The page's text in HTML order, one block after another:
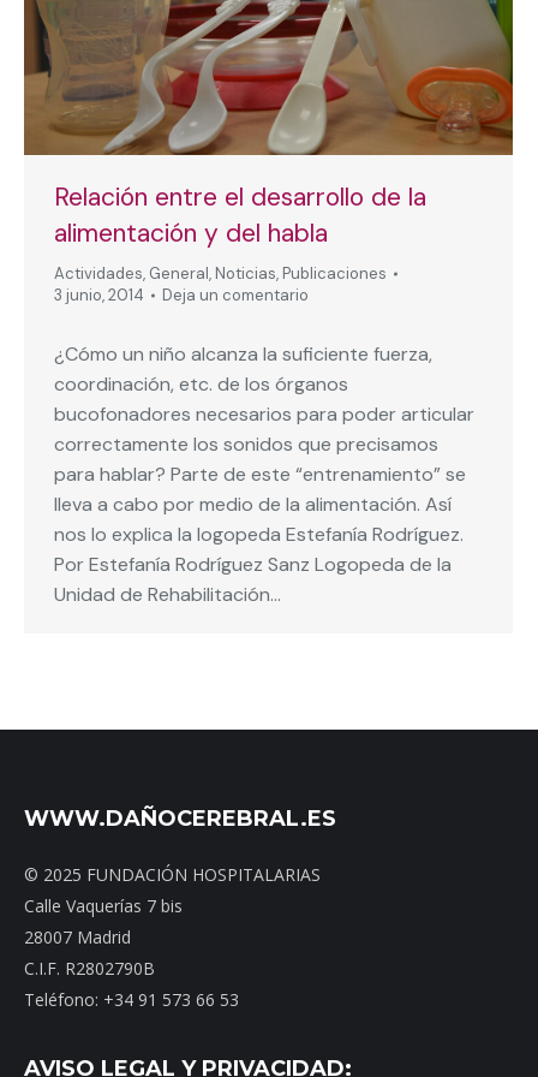
Relación entre el desarrollo de la
alimentación y del habla
Actividades, General, Noticias, Publicaciones
3 junio, 2014
Deja un comentario
¿Cómo un niño alcanza la suficiente fuerza,
coordinación, etc. de los órganos
bucofonadores necesarios para poder articular
correctamente los sonidos que precisamos
para hablar? Parte de este “entrenamiento” se
lleva a cabo por medio de la alimentación. Así
nos lo explica la logopeda Estefanía Rodríguez.
Por Estefanía Rodríguez Sanz Logopeda de la
Unidad de Rehabilitación…
WWW.DAÑOCEREBRAL.ES
© 2025 FUNDACIÓN HOSPITALARIAS
Calle Vaquerías 7 bis
28007 Madrid
C.I.F. R2802790B
Teléfono: +34 91 573 66 53
AVISO LEGAL Y PRIVACIDAD: